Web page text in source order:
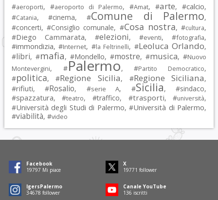
#aeroporti, #aeroporto di Palermo, #Amat, #arte, #calcio,
#Catania, #cinema, #Comune di Palermo,
#concerti, #Consiglio comunale, #Cosa nostra, #cultura,
#Diego Cammarata, #elezioni, #eventi, #fotografia,
#immondizia, #Internet, #la Feltrinelli, #Leoluca Orlando,
#libri, #mafia, #Mondello, #mostre, #musica, #Nuovo
Montevergini, #Palermo, #Partito Democratico,
#politica, #Regione Sicilia, #Regione Siciliana,
#rifiuti, #Rosalio, #serie A, #Sicilia, #sindaco,
#spazzatura, #teatro, #traffico, #trasporti, #università,
#Università degli Studi di Palermo, #Università di Palermo,
#viabilità, #video
Facebook
19797 Mi piace
X
19771 follower
IgersPalermo
34678 follower
Canale YouTube
136 iscritti